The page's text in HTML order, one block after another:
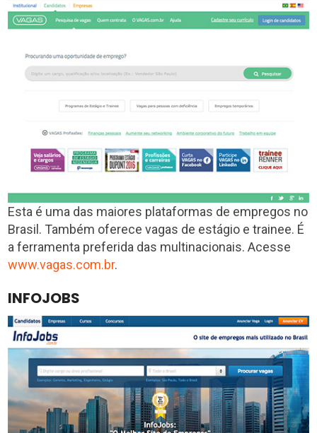
Esta é uma das maiores plataformas de empregos no
Brasil. Também oferece vagas de estágio e trainee. É
a ferramenta preferida das multinacionais. Acesse
www.vagas.com.br.
INFOJOBS